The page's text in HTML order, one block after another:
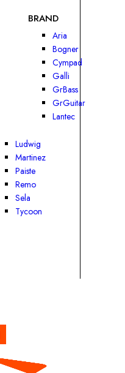
BRAND
Aria
Bogner
Cympad
Galli
GrBass
GrGuitar
Lantec
Ludwig
Martinez
Paiste
Remo
Sela
Tycoon